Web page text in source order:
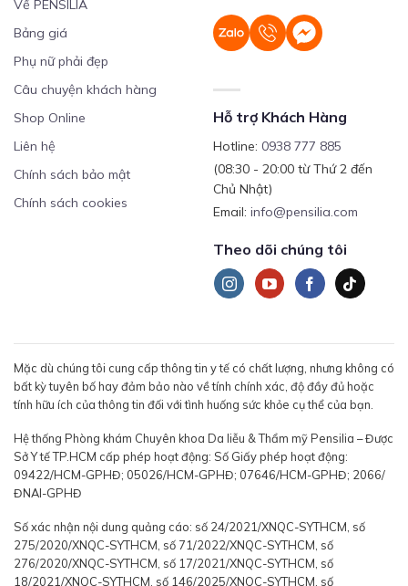
Về PENSILIA
Bảng giá
Phụ nữ phải đẹp
Câu chuyện khách hàng
Shop Online
Liên hệ
Chính sách bảo mật
Chính sách cookies
Hỗ trợ Khách Hàng
Hotline: 0938 777 885
(08:30 - 20:00 từ Thứ 2 đến
Chủ Nhật)
Email: info@pensilia.com
Theo dõi chúng tôi
Mặc dù chúng tôi cung cấp thông tin y tế có chất lượng, nhưng không có
bất kỳ tuyên bố hay đảm bảo nào về tính chính xác, độ đầy đủ hoặc
tính hữu ích của thông tin đối với tình huống sức khỏe cụ thể của bạn.
Hệ thống Phòng khám Chuyên khoa Da liễu & Thẩm mỹ Pensilia – Được
Sở Y tế TP.HCM cấp phép hoạt động: Số Giấy phép hoạt động:
09422/HCM-GPHĐ; 05026/HCM-GPHĐ; 07646/HCM-GPHĐ; 2066/
ĐNAI-GPHĐ
Số xác nhận nội dung quảng cáo: số 24/2021/XNQC-SYTHCM, số
275/2020/XNQC-SYTHCM, số 71/2022/XNQC-SYTHCM, số
276/2020/XNQC-SYTHCM, số 17/2021/XNQC-SYTHCM, số
18/2021/XNQC-SYTHCM, số 146/2025/XNQC-SYTHCM, số